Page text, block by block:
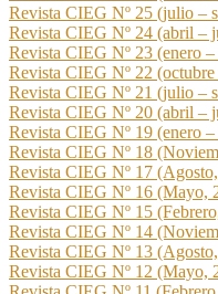
Revista CIEG Nº 12 (Mayo,
Revista CIEG Nº 13
Revista CIEG Nº 14
Revista CIEG Nº 15
Revista CIEG Nº 16 (Mayo,
Revista CIEG Nº 17
Revista CIEG Nº 18
Revista CIEG Nº 19 (enero
Revista CIEG Nº 20 (abril –
Revista CIEG Nº 21 (julio –
Revista CIEG Nº 22
Revista CIEG Nº 23 (enero
Revista CIEG Nº 24 (abril –
Revista CIEG Nº 25 (julio –